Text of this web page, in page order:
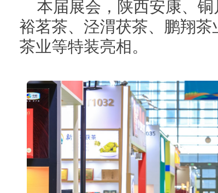
本届展会，陕西安康、
裕茗茶、泾渭茯茶、鹏翔
茶业等特装亮相。